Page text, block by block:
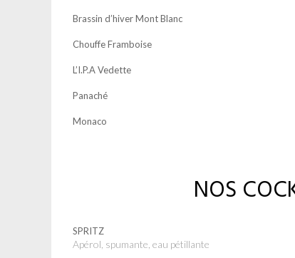
Brassin d’hiver Mont Blanc
Chouffe Framboise
L’I.P.A Vedette
Panaché
Monaco
NOS
SPRITZ
Apérol, spumante, eau pétillante